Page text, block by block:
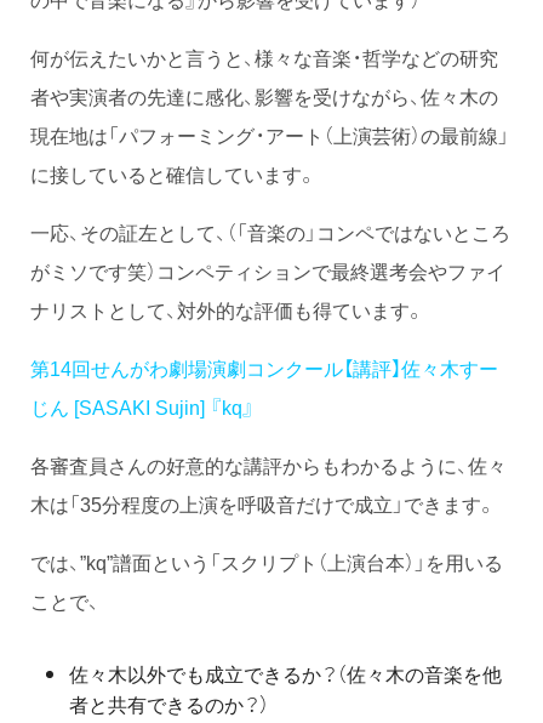
何が伝えたいかと言うと、様々な音楽・哲学などの研究
者や実演者の先達に感化、影響を受けながら、佐々木の
現在地は「パフォーミング・アート（上演芸術）の最前線」
に接していると確信しています。
一応、その証左として、（「音楽の」コンペではないところ
がミソです笑）コンペティションで最終選考会やファイ
ナリストとして、対外的な評価も得ています。
第14回せんがわ劇場演劇コンクール【講評】佐々木すー
じん [SASAKI Sujin] 『kq』
各審査員さんの好意的な講評からもわかるように、佐々
木は「35分程度の上演を呼吸音だけで成立」できます。
では、”kq”譜面という「スクリプト（上演台本）」を用いる
ことで、
佐々木以外でも成立できるか？（佐々木の音楽を他
者と共有できるのか？）